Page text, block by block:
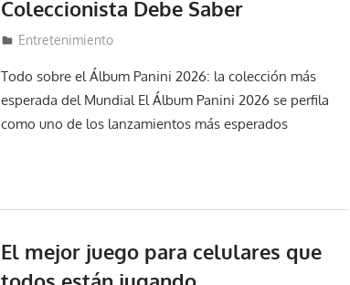
Coleccionista Debe Saber
14 de mayo de 2026
Lucas Espinal
Entretenimiento
Todo sobre el Álbum Panini 2026: la colección más
esperada del Mundial El Álbum Panini 2026 se perfila
como uno de los lanzamientos más esperados
El mejor juego para celulares que